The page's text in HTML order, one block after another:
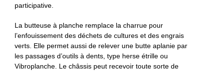
participative.
La butteuse à planche remplace la charrue pour
l’enfouissement des déchets de cultures et des engrais
verts. Elle permet aussi de relever une butte aplanie par
les passages d’outils à dents, type herse étrille ou
Vibroplanche. Le châssis peut recevoir toute sorte de